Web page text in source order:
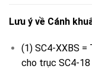
Lưu ý về Cánh
(1) SC4-XXBS =
cho trục SC4-18